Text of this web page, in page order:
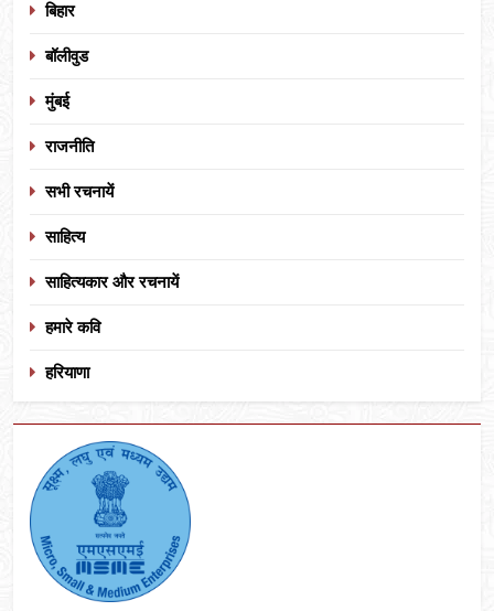
बिहार
बॉलीवुड
मुंबई
राजनीति
सभी रचनायें
साहित्य
साहित्यकार और रचनायें
हमारे कवि
हरियाणा